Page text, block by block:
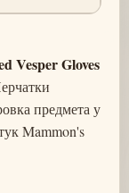
Vesper Gloves
предмета у
Mammon's